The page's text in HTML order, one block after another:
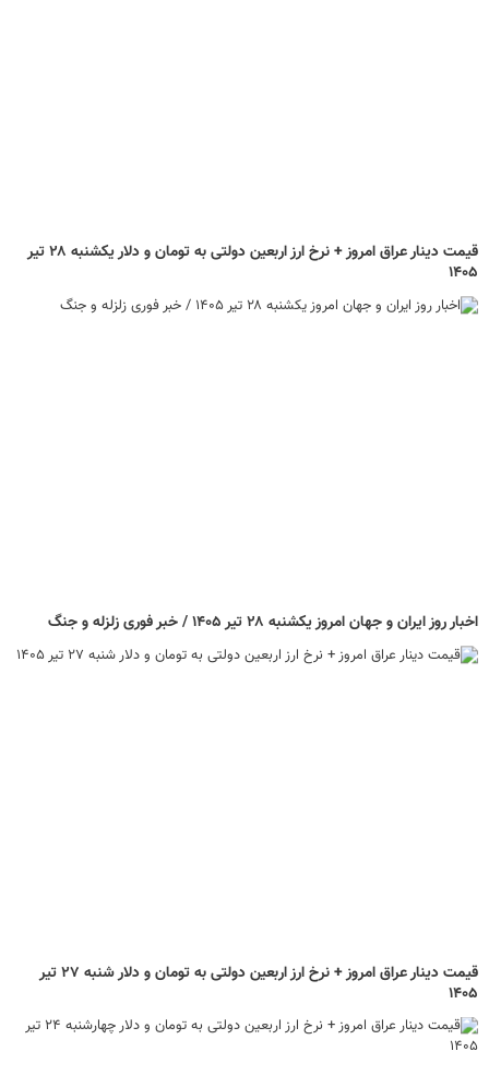
قیمت دینار عراق امروز + نرخ ارز اربعین دولتی به تومان و دلار یکشنبه ۲۸ تیر
۱۴۰۵
اخبار روز ایران و جهان امروز یکشنبه ۲۸ تیر ۱۴۰۵ / خبر فوری زلزله و جنگ
قیمت دینار عراق امروز + نرخ ارز اربعین دولتی به تومان و دلار شنبه ۲۷ تیر
۱۴۰۵